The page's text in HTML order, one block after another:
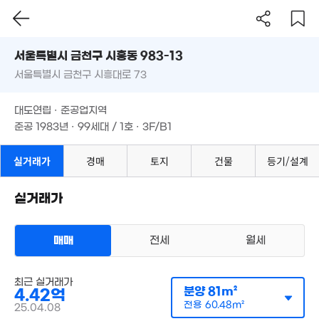
실거래
계약일 '25. 04
필터 매물 탐색
서울시 금천구 시흥동 983-13
준공 1983년 · 99세대 / 1호 · 3F/B1
서울특별시 금천구 시흥동 983-13
서울특별시 금천구 시흥대로 73
대도연립 · 준공업지역
준공 1983년 · 99세대 / 1호 · 3F/B1
실거래가 경매 토지 건물 등기/설계
실거래가
매매 전세 월세
최근 실거래가
4.42억
25.04.08
분양81m²
전용 60.48m²